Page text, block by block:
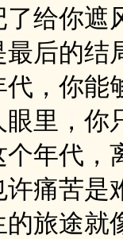
了给你遮
后的结
代，你能
里，你
年代，
许痛苦是
旅途就